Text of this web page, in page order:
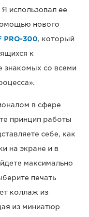
Я использовал ее
нового
PRO-300, который
к
знакомых со всеми
в сфере
принцип работы
себе, как
на экране и в
максимально
печать
коллаж из
из миниатюр